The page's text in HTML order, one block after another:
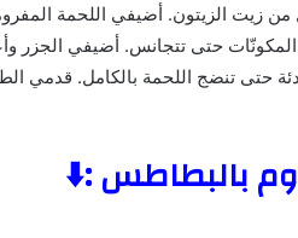
من زيت الزيتون. أضيفي اللحمة
حتى تتجانس. أضيفي الجزر
حتى تنضج اللحمة بالكامل. قدمي
بالبطاطس :⬇️